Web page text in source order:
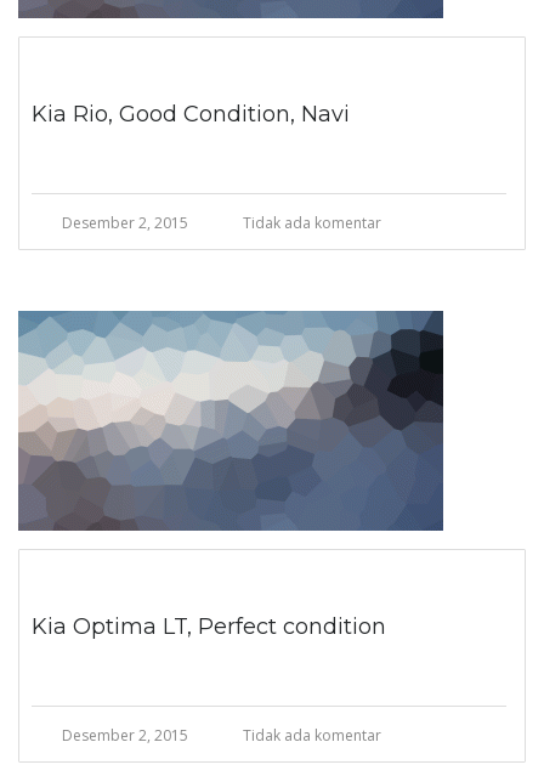
Kia Rio, Good Condition, Navi
Desember 2, 2015 Tidak ada komentar
Kia Optima LT, Perfect condition
Desember 2, 2015 Tidak ada komentar